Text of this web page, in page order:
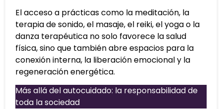
El acceso a prácticas como la meditación, la
terapia de sonido, el masaje, el reiki, el yoga o la
danza terapéutica no solo favorece la salud
física, sino que también abre espacios para la
conexión interna, la liberación emocional y la
regeneración energética.
Más allá del autocuidado: la responsabilidad de
toda la sociedad